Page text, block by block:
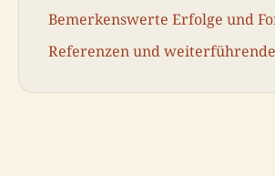
Bemerkenswerte Erfolge und
Referenzen und